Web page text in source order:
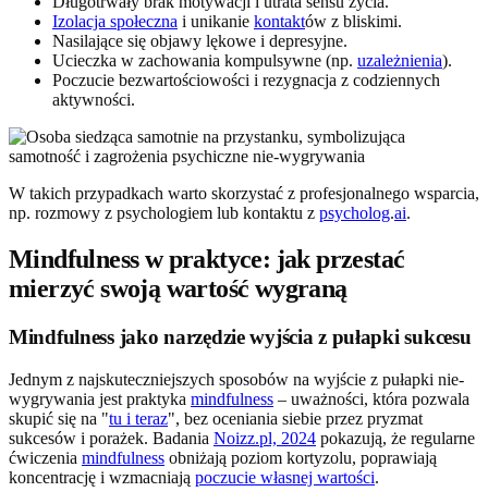
Izolacja społeczna i unikanie kontaktów z bliskimi.
Nasilające się objawy lękowe i depresyjne.
Ucieczka w zachowania kompulsywne (np. uzależnienia).
Poczucie bezwartościowości i rezygnacja z codziennych
aktywności.
W takich przypadkach warto skorzystać z profesjonalnego wsparcia,
np. rozmowy z psychologiem lub kontaktu z psycholog.ai.
Mindfulness w praktyce: jak przestać
mierzyć swoją wartość wygraną
Mindfulness jako narzędzie wyjścia z pułapki sukcesu
Jednym z najskuteczniejszych sposobów na wyjście z pułapki nie-
wygrywania jest praktyka mindfulness – uważności, która pozwala
skupić się na "tu i teraz", bez oceniania siebie przez pryzmat
sukcesów i porażek. Badania Noizz.pl, 2024 pokazują, że regularne
ćwiczenia mindfulness obniżają poziom kortyzolu, poprawiają
koncentrację i wzmacniają poczucie własnej wartości.